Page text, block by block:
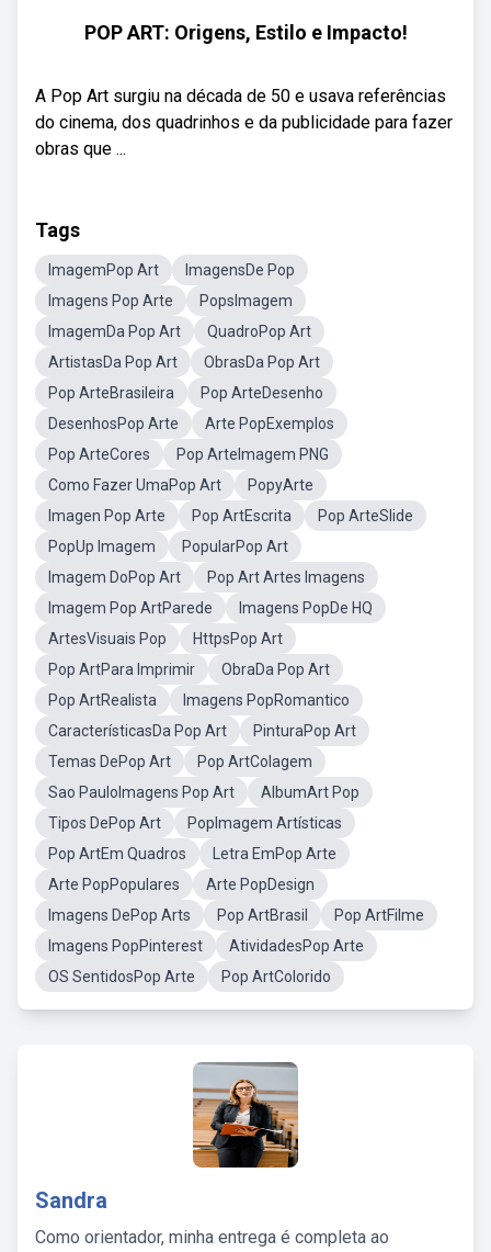
POP ART: Origens, Estilo e Impacto!
A Pop Art surgiu na década de 50 e usava referências
do cinema, dos quadrinhos e da publicidade para fazer
obras que ...
Tags
ImagemPop Art
ImagensDe Pop
Imagens Pop Arte
PopsImagem
ImagemDa Pop Art
QuadroPop Art
ArtistasDa Pop Art
ObrasDa Pop Art
Pop ArteBrasileira
Pop ArteDesenho
DesenhosPop Arte
Arte PopExemplos
Pop ArteCores
Pop ArteImagem PNG
Como Fazer UmaPop Art
PopyArte
Imagen Pop Arte
Pop ArtEscrita
Pop ArteSlide
PopUp Imagem
PopularPop Art
Imagem DoPop Art
Pop Art Artes Imagens
Imagem Pop ArtParede
Imagens PopDe HQ
ArtesVisuais Pop
HttpsPop Art
Pop ArtPara Imprimir
ObraDa Pop Art
Pop ArtRealista
Imagens PopRomantico
CaracterísticasDa Pop Art
PinturaPop Art
Temas DePop Art
Pop ArtColagem
Sao PauloImagens Pop Art
AlbumArt Pop
Tipos DePop Art
PopImagem Artísticas
Pop ArtEm Quadros
Letra EmPop Arte
Arte PopPopulares
Arte PopDesign
Imagens DePop Arts
Pop ArtBrasil
Pop ArtFilme
Imagens PopPinterest
AtividadesPop Arte
OS SentidosPop Arte
Pop ArtColorido
Sandra
Como orientador, minha entrega é completa ao